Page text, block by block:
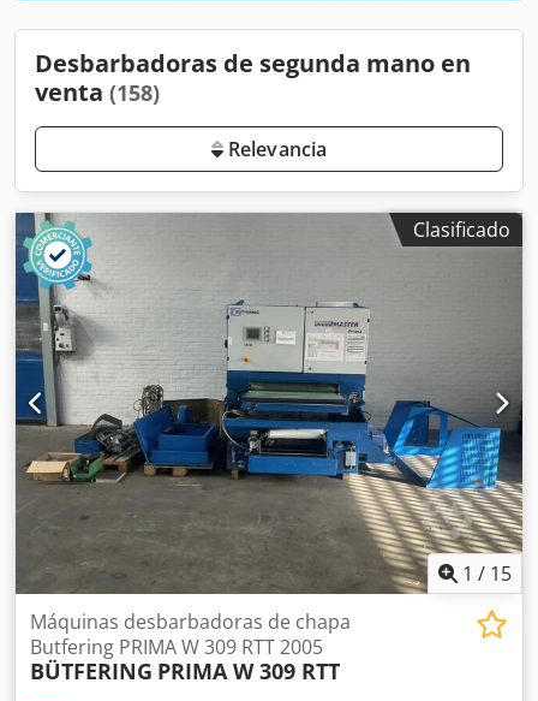
Desbarbadoras de segunda mano en
venta (158)
Relevancia
Clasificado
1 / 15
Máquinas desbarbadoras de chapa
Butfering PRIMA W 309 RTT 2005
BÜTFERING PRIMA W 309 RTT